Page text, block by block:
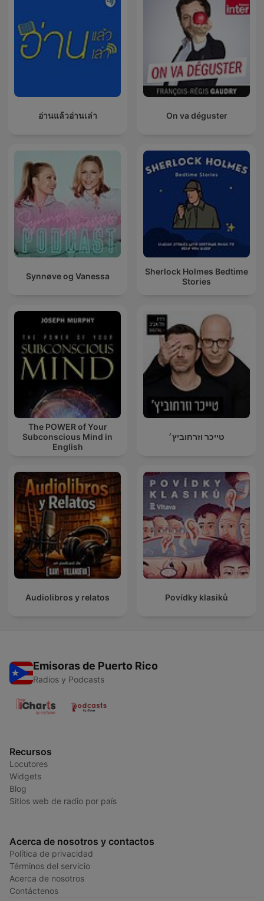
อ่านแล้วอ่านเล่า On va déguster
Synnøve og Vanessa
Sherlock Holmes Bedtime
Stories
The POWER of Your
Subconscious Mind in
English
טייכר וזרחוביץ׳
Audiolibros y relatos Povídky klasiků
Emisoras de Puerto Rico
Radios y Podcasts
Recursos
Locutores
Widgets
Blog
Sitios web de radio por país
Acerca de nosotros y contactos
Política de privacidad
Términos del servicio
Acerca de nosotros
Contáctenos